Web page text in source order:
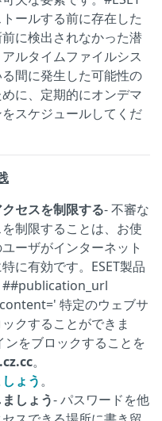
ールする前に存在した
に検出されなかった潜
ルタイムファイルシス
間に発生した可能性の
に、定期的にオンデマ
スケジュールしてくだ
セスを制限する- 不審な
制限することは、お使
ーザがインターネット
に有効です。ESET製品
##publication_url
特定のウェブサ
クすることができま
ンをブロックすることを
.cz.cc。
ょう。
しょう- パスワードを他